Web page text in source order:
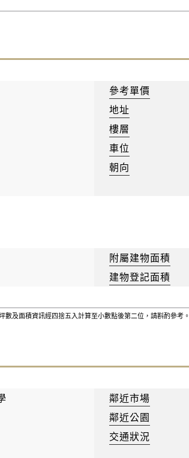
參考單價
地址
樓層
車位
朝向
附屬建物面積
建物登記面積
數及面積資訊經四捨五入計算至小數點後第二位，請斟酌參考。
鄰近市場
鄰近公園
交通狀況